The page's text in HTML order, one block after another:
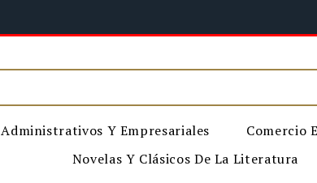
Administrativos Y Empresariales Comercio
Novelas Y Clásicos De La Literatura